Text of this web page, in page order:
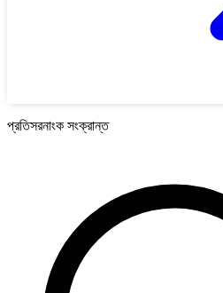
প্রতিসরনাংক সংক্রান্ত